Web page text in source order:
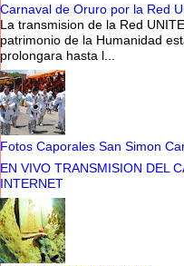
Carnaval de Oruro por la Red
La transmision de la Red
patrimonio de la Humanidad
prolongara hasta l...
Fotos Caporales San Simon
EN VIVO TRANSMISION DEL
INTERNET